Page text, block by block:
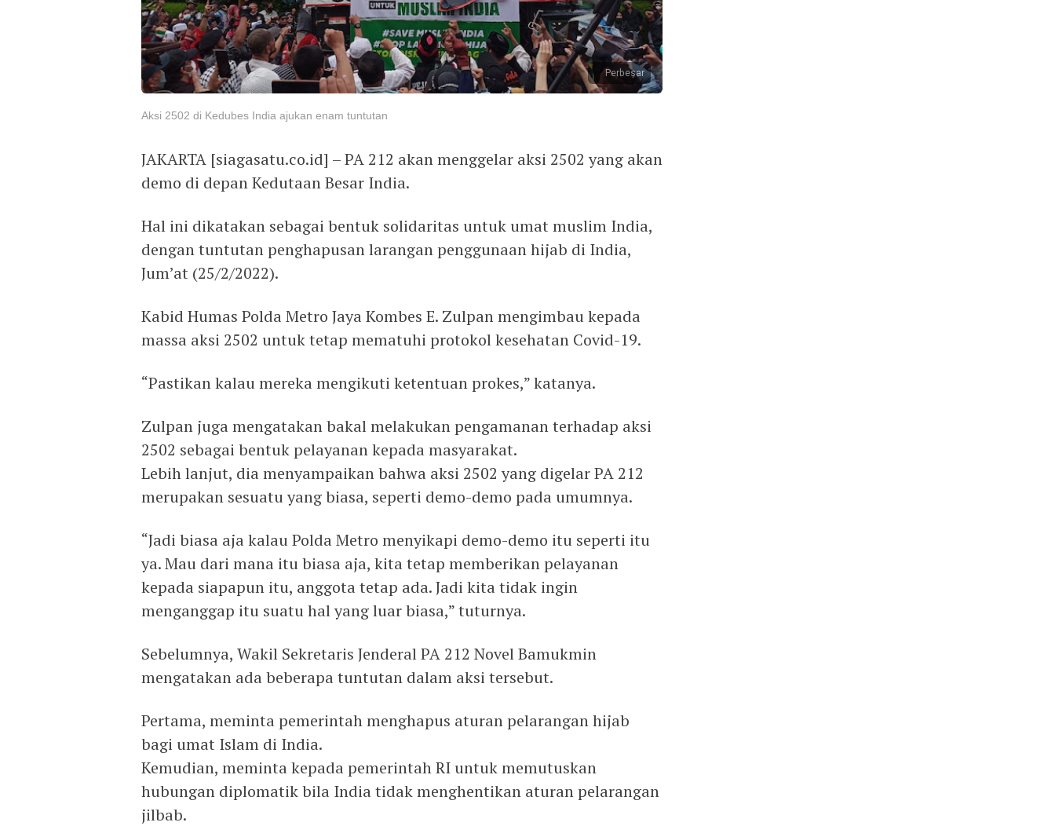
Perbesar
Aksi 2502 di Kedubes India ajukan enam tuntutan
JAKARTA [siagasatu.co.id] – PA 212 akan menggelar aksi 2502 yang akan
demo di depan Kedutaan Besar India.
Hal ini dikatakan sebagai bentuk solidaritas untuk umat muslim India,
dengan tuntutan penghapusan larangan penggunaan hijab di India,
Jum’at (25/2/2022).
Kabid Humas Polda Metro Jaya Kombes E. Zulpan mengimbau kepada
massa aksi 2502 untuk tetap mematuhi protokol kesehatan Covid-19.
“Pastikan kalau mereka mengikuti ketentuan prokes,” katanya.
Zulpan juga mengatakan bakal melakukan pengamanan terhadap aksi
2502 sebagai bentuk pelayanan kepada masyarakat.
Lebih lanjut, dia menyampaikan bahwa aksi 2502 yang digelar PA 212
merupakan sesuatu yang biasa, seperti demo-demo pada umumnya.
“Jadi biasa aja kalau Polda Metro menyikapi demo-demo itu seperti itu
ya. Mau dari mana itu biasa aja, kita tetap memberikan pelayanan
kepada siapapun itu, anggota tetap ada. Jadi kita tidak ingin
menganggap itu suatu hal yang luar biasa,” tuturnya.
Sebelumnya, Wakil Sekretaris Jenderal PA 212 Novel Bamukmin
mengatakan ada beberapa tuntutan dalam aksi tersebut.
Pertama, meminta pemerintah menghapus aturan pelarangan hijab
bagi umat Islam di India.
Kemudian, meminta kepada pemerintah RI untuk memutuskan
hubungan diplomatik bila India tidak menghentikan aturan pelarangan
jilbab.